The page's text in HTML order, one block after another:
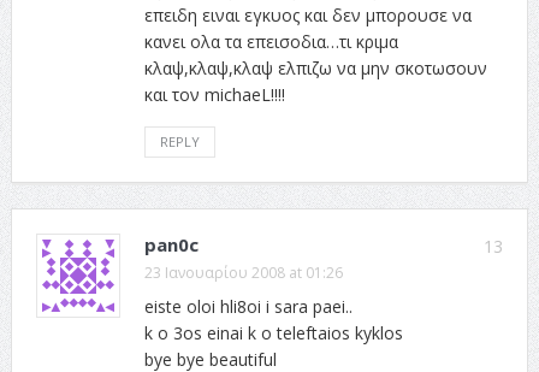
επειδη ειναι εγκυος και δεν μπορουσε να
κανει ολα τα επεισοδια…τι κριμα
κλαψ,κλαψ,κλαψ ελπιζω να μην σκοτωσουν
και τον michaeL!!!!
REPLY
13
pan0c
23 Ιανουαρίου 2008 at 01:26
eiste oloi hli8oi i sara paei..
k o 3os einai k o teleftaios kyklos
bye bye beautiful